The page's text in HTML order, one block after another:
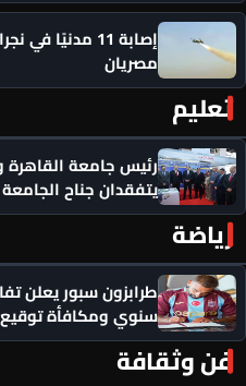
إصابة 11
مصريان
تعليم
رئيس جامعة القاهرة
يتفقدان جناح
رياضة
طرابزون سبور يعلن
سنوي ومكافأة توقيع
فن وثقافة